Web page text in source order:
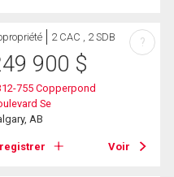
2 CAC , 2 SDB
900 $
755 Copperpond
Se
AB
Voir
?